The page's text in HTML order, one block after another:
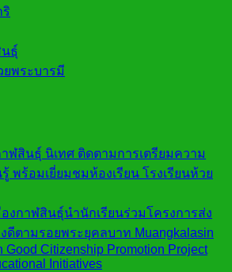
ริ
ธุ์
ยพระบารมี
ฬสินธุ์ นิเทศ ติดตามการเตรียมความ
พร้อมเยี่ยมชมห้องเรียน โรงเรียนห้วย
องกาฬสินธุ์นำนักเรียนร่วมโครงการส่ง
ดีตามรอยพระยุคลบาท Muangkalasin
Good Citizenship Promotion Project
Initiatives